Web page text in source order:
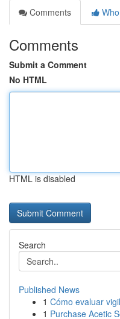
Comments
Comments
Submit a Comment
No HTML
HTML is disabled
Search
Published News
1 Cómo evaluar
1 Purchase Acetic